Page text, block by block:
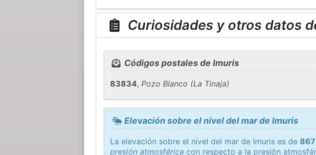
Curiosidades y otros datos
Códigos postales de Imuris
83834,Pozo Blanco (La Tinaja)
Elevación sobre el nivel del mar de Imuris
La elevación sobre el nivel del mar de Imuris es de
presión atmosférica con respecto a la presión